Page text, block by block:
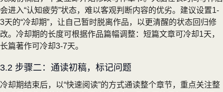
会进入“认知疲劳”状态，难以客观判断内容的优劣。建议设置1-
3天的“冷却期”，让自己暂时脱离作品，以更清醒的状态回归修
改。冷却期的长度可根据作品篇幅调整：短篇文章可冷却1天，
长篇著作可冷却3-7天。
3.2 步骤二：通读初稿，标记问题
冷却期结束后，以“快速阅读”的方式通读整个章节，重点关注整